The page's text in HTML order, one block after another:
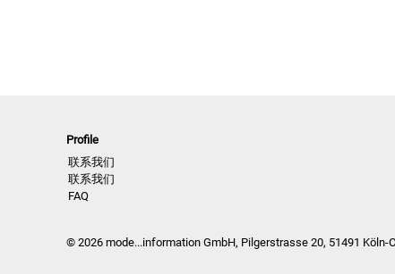
Profile
联系我们
联系我们
FAQ
© 2026 mode...information GmbH, Pilgerstrasse 20, 51491 Köln-